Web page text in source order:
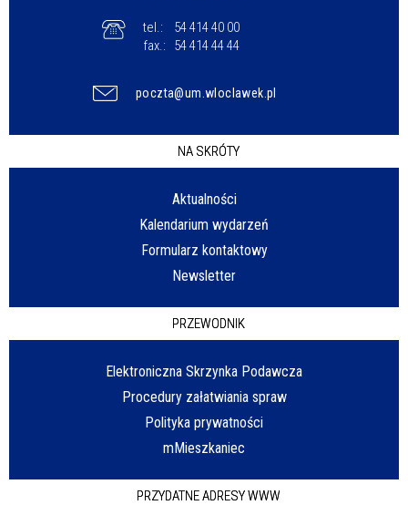
tel.:
54 414 40 00
fax.:
54 414 44 44
poczta@um.wloclawek.pl
NA SKRÓTY
Aktualności
Kalendarium wydarzeń
Formularz kontaktowy
Newsletter
PRZEWODNIK
Elektroniczna Skrzynka Podawcza
Procedury załatwiania spraw
Polityka prywatności
mMieszkaniec
PRZYDATNE ADRESY WWW